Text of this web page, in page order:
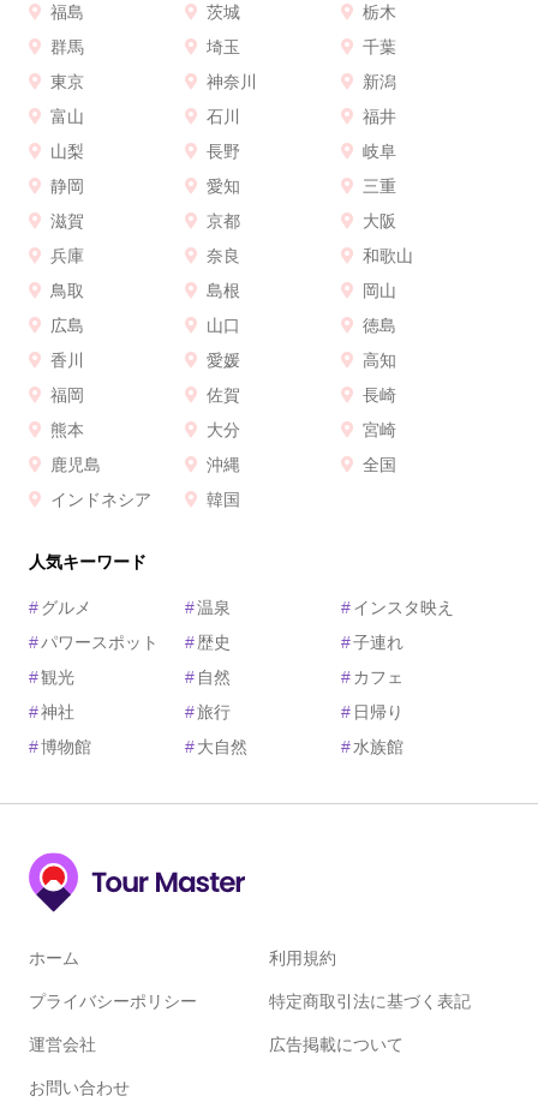
福島
茨城
栃木
群馬
埼玉
千葉
東京
神奈川
新潟
富山
石川
福井
山梨
長野
岐阜
静岡
愛知
三重
滋賀
京都
大阪
兵庫
奈良
和歌山
鳥取
島根
岡山
広島
山口
徳島
香川
愛媛
高知
福岡
佐賀
長崎
熊本
大分
宮崎
鹿児島
沖縄
全国
インドネシア
韓国
人気キーワード
#グルメ #温泉 #インスタ映え
#パワースポット #歴史 #子連れ
#観光 # 自然 # カフェ
#神社 #旅行 # 日帰り
#博物館 #大自然 #水族館
ホーム 利用規約
プライバシーポリシー 特定商取引法に基づく表記
運営会社 広告掲載について
お問い合わせ